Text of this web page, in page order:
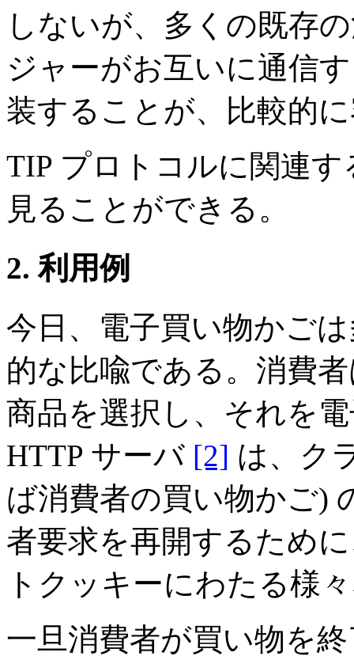
しないが、多くの既存
ジャーがお互いに通信
装することが、比較的
TIP プロトコルに関連
見ることができる。
2. 利用例
今日、電子買い物かご
的な比喩である。消費
商品を選択し、それを
HTTP サーバ [2] は、ク
ば消費者の買い物かご)
者要求を再開するため
トクッキーにわたる様
一旦消費者が買い物を